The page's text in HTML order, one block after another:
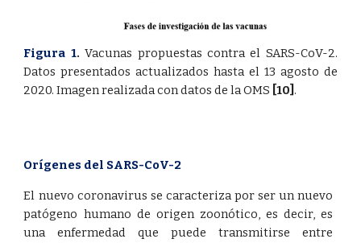
Figura 1. Vacunas propuestas contra el SARS-CoV-2.
Datos presentados actualizados hasta el 13 agosto de
2020. Imagen realizada con datos de la OMS [10] .
Orígenes del SARS-CoV-2
El nuevo coronavirus se caracteriza por ser un nuevo
patógeno humano de origen zoonótico, es decir, es
una enfermedad que puede transmitirse entre